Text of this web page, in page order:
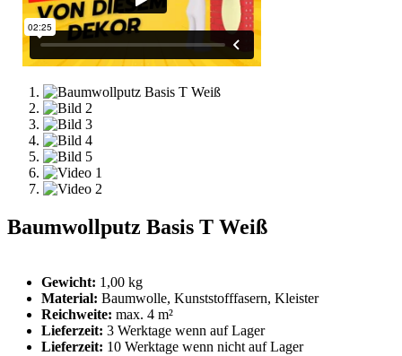
Baumwollputz Basis T Weiß
Gewicht: 1,00 kg
Material: Baumwolle, Kunststofffasern, Kleister
Reichweite: max. 4 m²
Lieferzeit: 3 Werktage wenn auf Lager
Lieferzeit: 10 Werktage wenn nicht auf Lager